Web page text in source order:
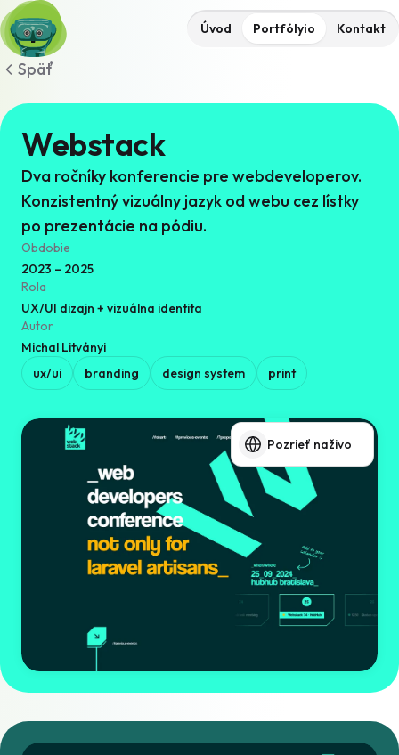
Úvod Portfólyio Kontakt
Späť
Webstack
Dva ročníky konferencie pre webdeveloperov.
Konzistentný vizuálny jazyk od webu cez lístky
po prezentácie na pódiu.
Obdobie
2023 – 2025
Rola
UX/UI dizajn + vizuálna identita
Autor
Michal Litványi
ux/ui
branding design system print
Pozrieť naživo